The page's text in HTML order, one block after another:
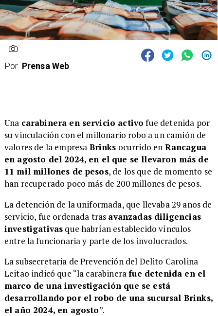
Por Prensa Web
Una carabinera en servicio activo fue detenida por
su vinculación con el millonario robo a un camión de
valores de la empresa Brinks ocurrido en Rancagua
en agosto del 2024, en el que se llevaron más de
11 mil millones de pesos, de los que de momento se
han recuperado poco más de 200 millones de pesos.
La detención de la uniformada, que llevaba 29 años de
servicio, fue ordenada tras avanzadas diligencias
investigativas que habrían establecido vínculos
entre la funcionaria y parte de los involucrados.
La subsecretaria de Prevención del Delito Carolina
Leitao indicó que “la carabinerafue detenida en el
marco de una investigación que se está
desarrollando por el robo de una sucursal Brinks,
el año 2024, en agosto”.